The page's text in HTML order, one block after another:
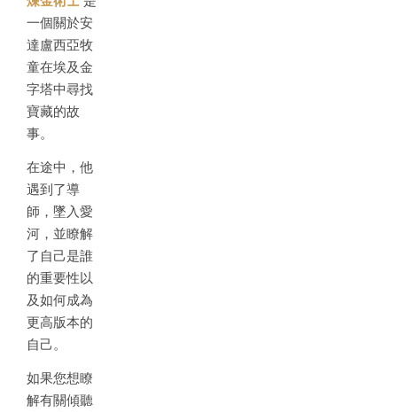
一個關於安
達盧西亞牧
童在埃及金
字塔中尋找
寶藏的故
事。
在途中，他
遇到了導
師，墜入愛
河，並瞭解
了自己是誰
的重要性以
及如何成為
更高版本的
自己。
如果您想瞭
解有關傾聽